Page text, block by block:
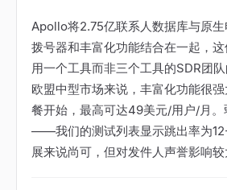
Apollo将2.75亿联系人数据库与原生
拨号器和丰富化功能结合在一起，
用一个工具而非三个工具的SDR团
欧盟中型市场来说，丰富化功能很
餐开始，最高可达49美元/用户/月
——我们的测试列表显示跳出率为
展来说尚可，但对发件人声誉影响较